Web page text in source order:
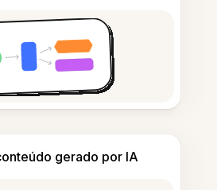
gerado por IA